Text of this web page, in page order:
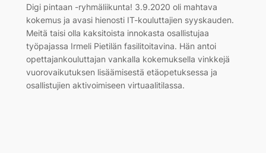
Digi pintaan -ryhmäliikunta! 3.9.2020 oli mahtava
kokemus ja avasi hienosti IT-kouluttajien syyskauden.
Meitä taisi olla kaksitoista innokasta osallistujaa
työpajassa Irmeli Pietilän fasilitoitavina. Hän antoi
opettajankouluttajan vankalla kokemuksella vinkkejä
vuorovaikutuksen lisäämisestä etäopetuksessa ja
osallistujien aktivoimiseen virtuaalitilassa.